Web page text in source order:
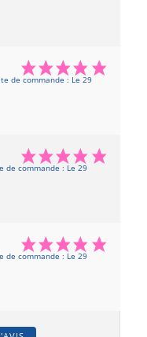
de commande : Le 29
de commande : Le 29
de commande : Le 29